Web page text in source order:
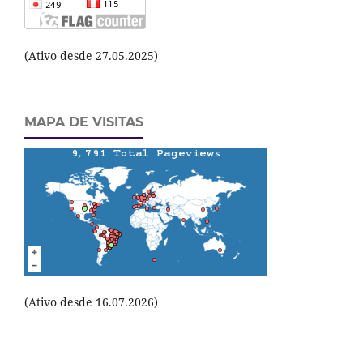
(Ativo desde 27.05.2025)
MAPA DE VISITAS
(Ativo desde 16.07.2026)